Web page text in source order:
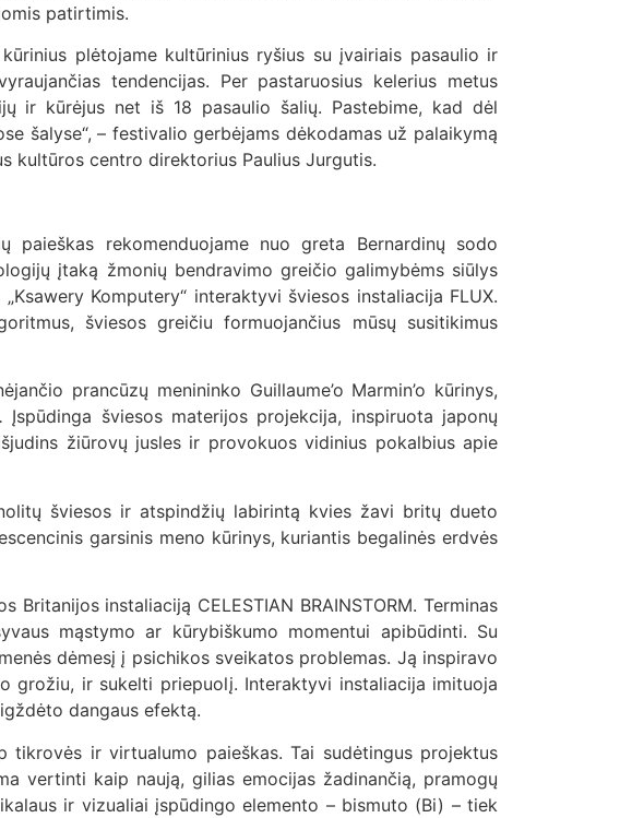
patirtimis.
plėtojame kultūrinius ryšius su įvairiais pasaulio ir
tendencijas. Per pastaruosius kelerius metus
ir kūrėjus net iš 18 pasaulio šalių. Pastebime, kad dėl
šalyse“, – festivalio gerbėjams dėkodamas už palaikymą
kultūros centro direktorius Paulius Jurgutis.
rekomenduojame nuo greta Bernardinų sodo
įtaką žmonių bendravimo greičio galimybėms siūlys
Komputery“ interaktyvi šviesos instaliacija FLUX.
šviesos greičiu formuojančius mūsų susitikimus
prancūzų menininko Guillaume’o Marmin’o kūrinys,
. Įspūdinga šviesos materijos projekcija, inspiruota japonų
žiūrovų jusles ir provokuos vidinius pokalbius apie
šviesos ir atspindžių labirintą kvies žavi britų dueto
garsinis meno kūrinys, kuriantis begalinės erdvės
Britanijos instaliaciją CELESTIAN BRAINSTORM. Terminas
mąstymo ar kūrybiškumo momentui apibūdinti. Su
dėmesį į psichikos sveikatos problemas. Ją inspiravo
grožiu, ir sukelti priepuolį. Interaktyvi instaliacija imituoja
dangaus efektą.
tikrovės ir virtualumo paieškas. Tai sudėtingus projektus
vertinti kaip naują, gilias emocijas žadinančią, pramogų
ir vizualiai įspūdingo elemento – bismuto (Bi) – tiek